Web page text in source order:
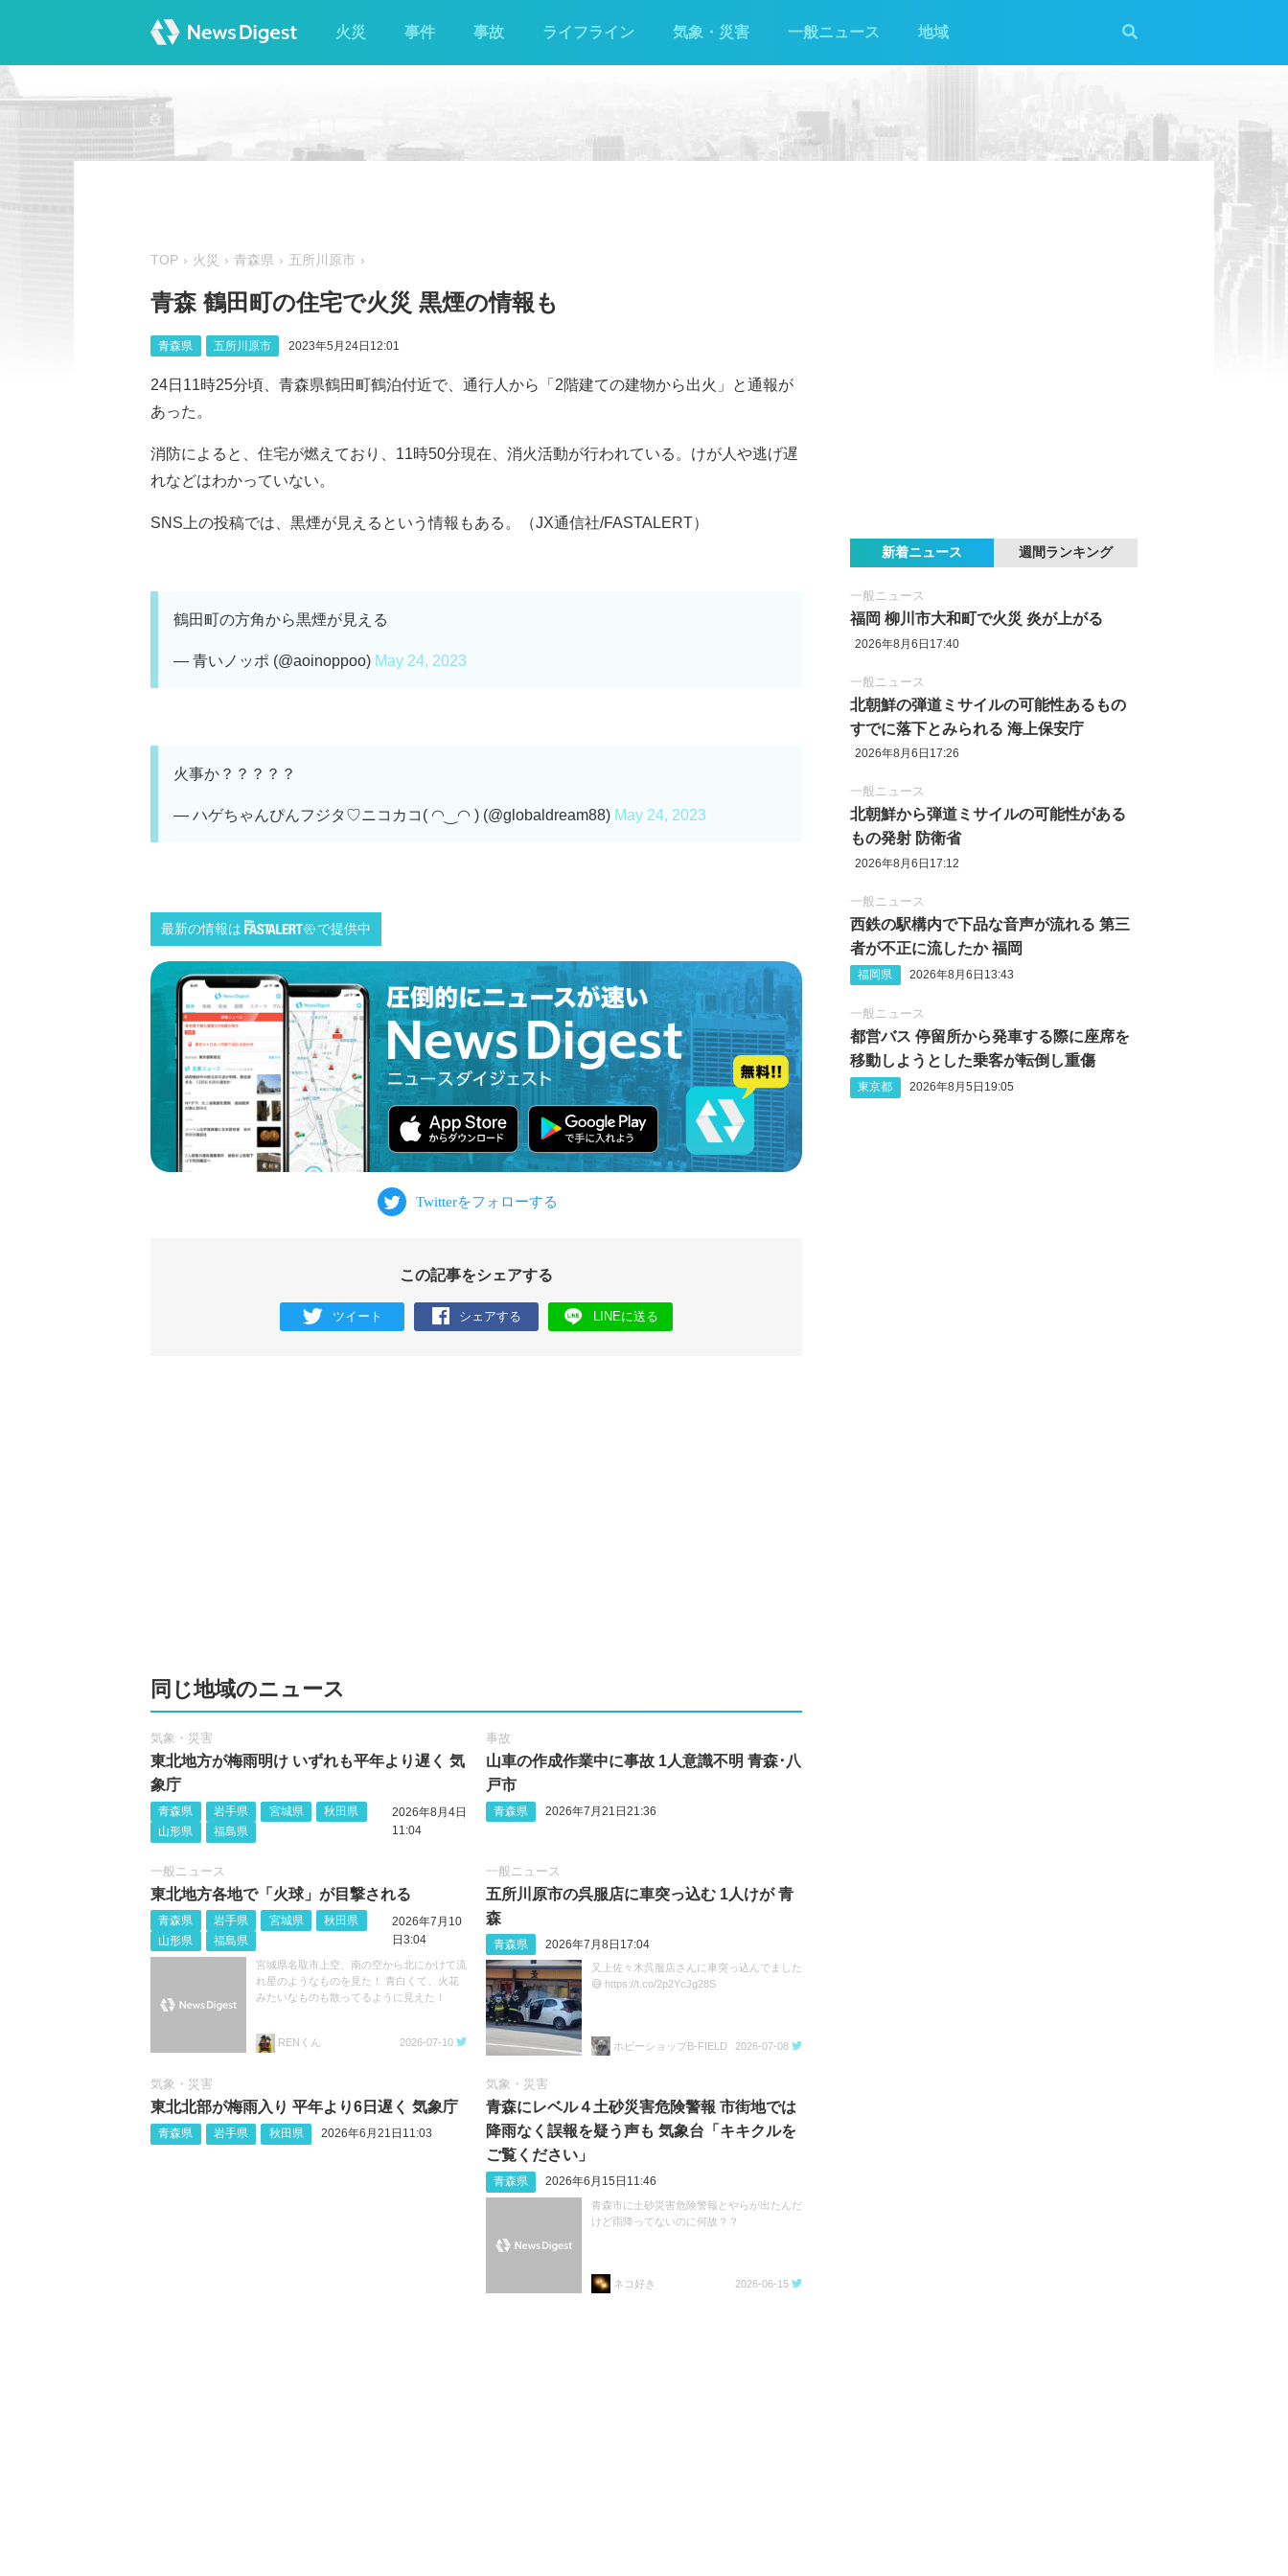
火災 事件 事故 ライフライン 気象・災害 一般ニュース 地域
TOP 火災 青森県 五所川原市
青森 鶴田町の住宅で火災 黒煙の情報も
青森県 五所川原市 2023年5月24日12:01
24日11時25分頃、青森県鶴田町鶴泊付近で、通行人から「2階建ての建物から出火」と通報が
あった。
消防によると、住宅が燃えており、11時50分現在、消火活動が行われている。けが人や逃げ遅
れなどはわかっていない。
SNS上の投稿では、黒煙が見えるという情報もある。（JX通信社/FASTALERT）
鶴田町の方角から黒煙が見える
— 青いノッポ (@aoinoppoo) May 24, 2023
火事か？？？？？
— ハゲちゃんぴんフジタ♡ニコカコ( ◠‿◠ ) (@globaldream88) May 24, 2023
最新の情報は で提供中
この記事をシェアする
ツイート シェアする LINEに送る
同じ地域のニュース
気象・災害
東北地方が梅雨明け いずれも平年より遅く 気
象庁
青森県 岩手県 宮城県
秋田県
山形県
福島県
2026年8月4日
11:04
事故
山車の作成作業中に事故 1人意識不明 青森･八
戸市
青森県 2026年7月21日21:36
一般ニュース
東北地方各地で「火球」が目撃される
青森県 岩手県 宮城県
秋田県
山形県
福島県
2026年7月10
日3:04
宮城県名取市上空、南の空から北にかけて流
れ星のようなものを見た！ 青白くて、火花
みたいなものも散ってるように見えた！
RENくん 2026-07-10
一般ニュース
五所川原市の呉服店に車突っ込む 1人けが 青
森
青森県 2026年7月8日17:04
又上佐々木呉服店さんに車突っ込んでました
😅 https://t.co/2p2YcJg28S
ホビーショップB-FIELD 2026-07-08
気象・災害
東北北部が梅雨入り 平年より6日遅く 気象庁
青森県 岩手県 秋田県 2026年6月21日11:03
気象・災害
青森にレベル４土砂災害危険警報 市街地では
降雨なく誤報を疑う声も 気象台「キキクルを
ご覧ください」
青森県 2026年6月15日11:46
青森市に土砂災害危険警報とやらが出たんだ
けど雨降ってないのに何故？？
ネコ好き 2026-06-15
新着ニュース 週間ランキング
一般ニュース
福岡 柳川市大和町で火災 炎が上がる
2026年8月6日17:40
一般ニュース
北朝鮮の弾道ミサイルの可能性あるもの
すでに落下とみられる 海上保安庁
2026年8月6日17:26
一般ニュース
北朝鮮から弾道ミサイルの可能性がある
もの発射 防衛省
2026年8月6日17:12
一般ニュース
西鉄の駅構内で下品な音声が流れる 第三
者が不正に流したか 福岡
福岡県 2026年8月6日13:43
一般ニュース
都営バス 停留所から発車する際に座席を
移動しようとした乗客が転倒し重傷
東京都 2026年8月5日19:05